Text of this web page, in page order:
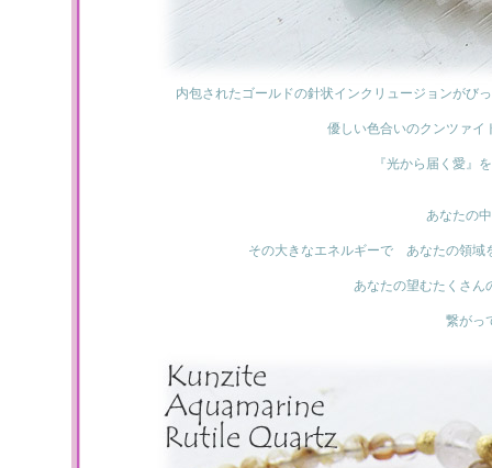
内包されたゴールドの針状インクリュージョンがび
優しい色合いのクンツァ
『光から届く愛』
あなたの
その大きなエネルギーで あなたの領
あなたの望むたくさ
繋がっ